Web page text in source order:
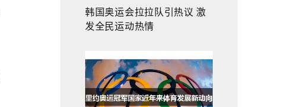
韩国奥运会拉拉队引热议 激
发全民运动热情